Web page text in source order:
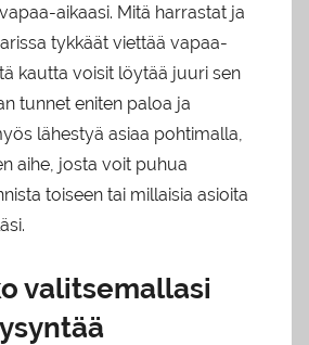
aikaasi. Mitä harrastat ja
tykkäät viettää vapaa-
kautta voisit löytää juuri sen
tunnet eniten paloa ja
lähestyä asiaa pohtimalla,
aihe, josta voit puhua
toiseen tai millaisia asioita
valitsemallasi